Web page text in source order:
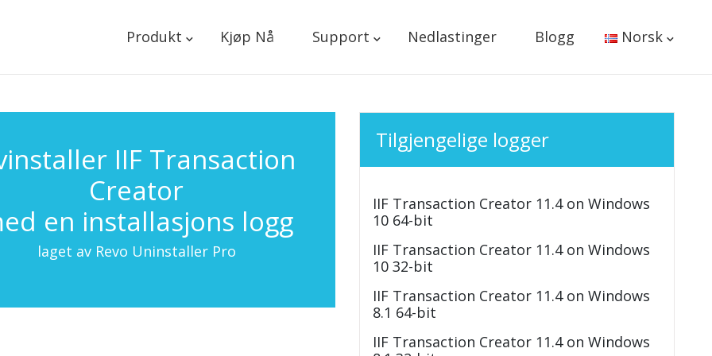
Produkt Kjøp Nå Support Nedlastinger Blogg Norsk
IIF Transaction
Creator
en installasjons logg
laget av Revo Uninstaller Pro
Tilgjengelige logger
IIF Transaction Creator 11.4 on Windows
10 64-bit
IIF Transaction Creator 11.4 on Windows
10 32-bit
IIF Transaction Creator 11.4 on Windows
8.1 64-bit
IIF Transaction Creator 11.4 on Windows